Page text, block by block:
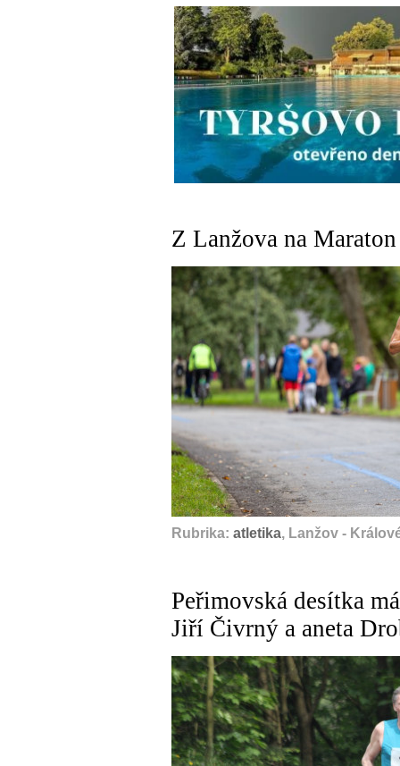
Z Lanžova na
Rubrika: atletika, Lanžov -
Peřimovská desítka
Jiří Čivrný a aneta